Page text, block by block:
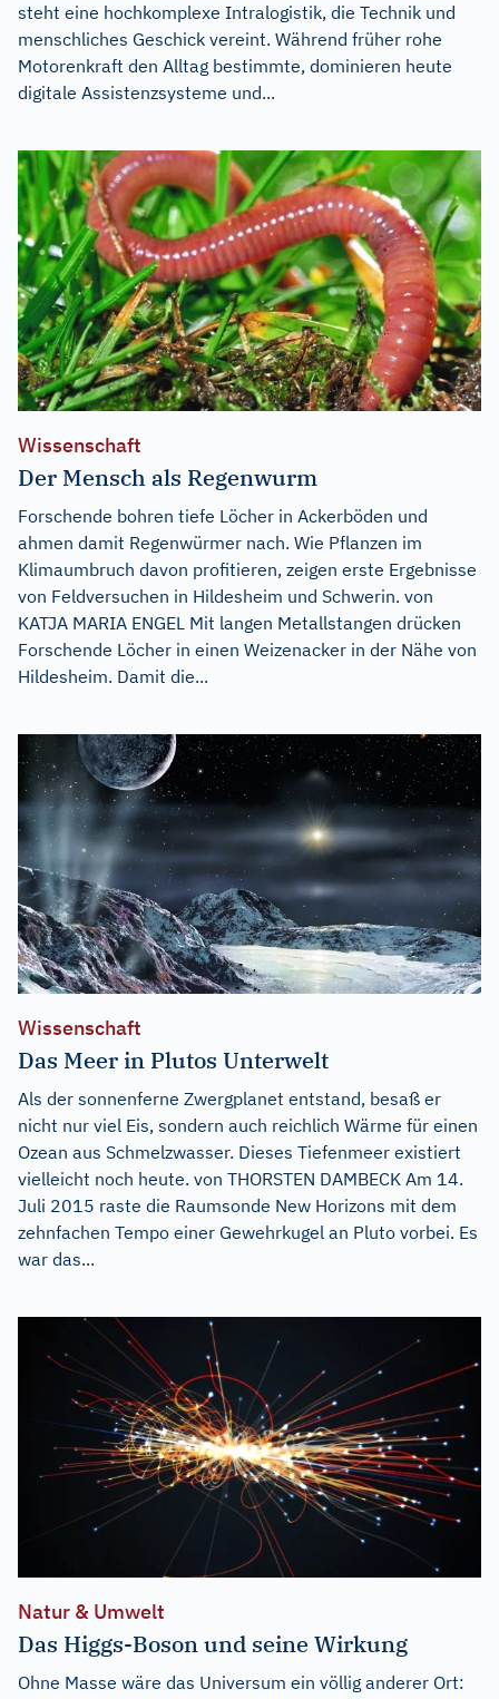
steht eine hochkomplexe Intralogistik, die Technik und
menschliches Geschick vereint. Während früher rohe
Motorenkraft den Alltag bestimmte, dominieren heute
digitale Assistenzsysteme und...
Wissenschaft
Der Mensch als Regenwurm
Forschende bohren tiefe Löcher in Ackerböden und
ahmen damit Regenwürmer nach. Wie Pflanzen im
Klimaumbruch davon profitieren, zeigen erste Ergebnisse
von Feldversuchen in Hildesheim und Schwerin. von
KATJA MARIA ENGEL Mit langen Metallstangen drücken
Forschende Löcher in einen Weizenacker in der Nähe von
Hildesheim. Damit die...
Wissenschaft
Das Meer in Plutos Unterwelt
Als der sonnenferne Zwergplanet entstand, besaß er
nicht nur viel Eis, sondern auch reichlich Wärme für einen
Ozean aus Schmelzwasser. Dieses Tiefenmeer existiert
vielleicht noch heute. von THORSTEN DAMBECK Am 14.
Juli 2015 raste die Raumsonde New Horizons mit dem
zehnfachen Tempo einer Gewehrkugel an Pluto vorbei. Es
war das...
Natur & Umwelt
Das Higgs-Boson und seine Wirkung
Ohne Masse wäre das Universum ein völlig anderer Ort: